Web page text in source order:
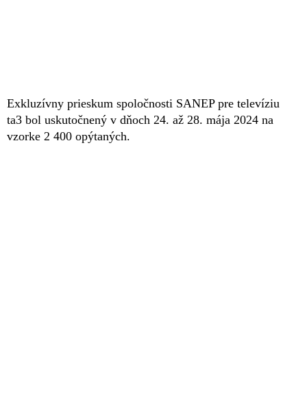
Exkluzívny prieskum spoločnosti SANEP pre televíziu
ta3 bol uskutočnený v dňoch 24. až 28. mája 2024 na
vzorke 2 400 opýtaných.